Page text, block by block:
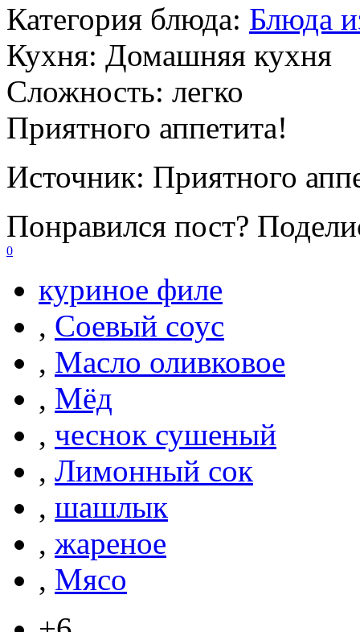
Категория блюда: Блюда
Кухня: Домашняя кухня
Сложность: легко
Приятного аппетита!
Источник: Приятного
Понравился пост?
0
куриное филе
, Соевый соус
, Масло оливковое
, Мёд
, чеснок сушеный
, Лимонный сок
, шашлык
, жареное
, Мясо